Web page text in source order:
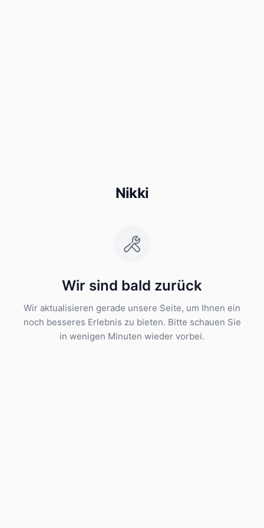
Nikki
Wir sind bald zurück
Wir aktualisieren gerade unsere Seite, um Ihnen ein
noch besseres Erlebnis zu bieten. Bitte schauen Sie
in wenigen Minuten wieder vorbei.